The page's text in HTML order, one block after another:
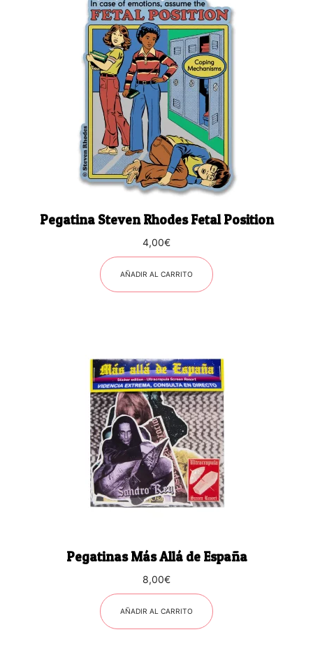
Pegatina Steven Rhodes Fetal Position
4,00€
AÑADIR AL CARRITO
Pegatinas Más Allá de España
8,00€
AÑADIR AL CARRITO